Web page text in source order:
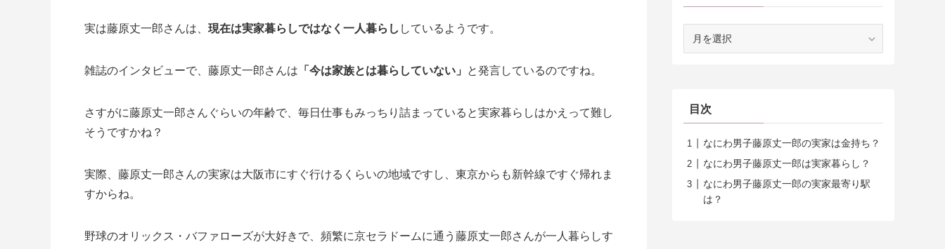
実は藤原丈一郎さんは、 現在は実家暮らしではなく一人暮らし しているようです。
雑誌のインタビューで、藤原丈一郎さんは 「今は家族とは暮らしていない」 と発言しているのですね。
さすがに藤原丈一郎さんぐらいの年齢で、毎日仕事もみっちり詰まっていると実家暮らしはかえって難し
そうですかね？
実際、藤原丈一郎さんの実家は大阪市にすぐ行けるくらいの地域ですし、東京からも新幹線ですぐ帰れま
すからね。
野球のオリックス・バファローズが大好きで、頻繁に京セラドームに通う藤原丈一郎さんが一人暮らしす
目次
なにわ男子藤原丈一郎の実家は金持ち？
なにわ男子藤原丈一郎は実家暮らし？
なにわ男子藤原丈一郎の実家最寄り駅
は？